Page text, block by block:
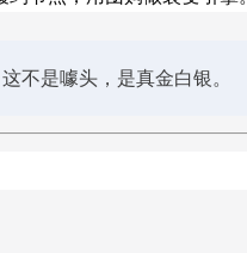
不是噱头，是真金白银。